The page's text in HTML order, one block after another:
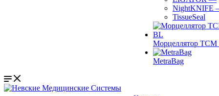
NightKNIFE
TissueSeal
Морцеллятор ТСМ
MetraBag